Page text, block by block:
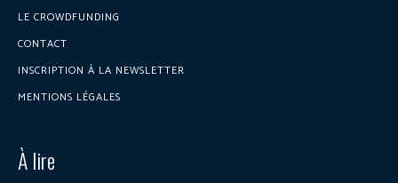
LE CROWDFUNDING
CONTACT
INSCRIPTION À LA NEWSLETTER
MENTIONS LÉGALES
À lire